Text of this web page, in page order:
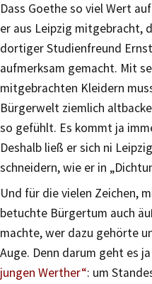
Dass Goethe so viel Wert
er aus Leipzig mitgebracht,
dortiger Studienfreund
aufmerksam gemacht. Mit
mitgebrachten Kleidern
Bürgerwelt ziemlich
so gefühlt. Es kommt ja
Deshalb ließ er sich ni
schneidern, wie er in
Und für die vielen Zeichen,
betuchte Bürgertum auch
machte, wer dazu gehörte
Auge. Denn darum geht es
jungen Werther“: um